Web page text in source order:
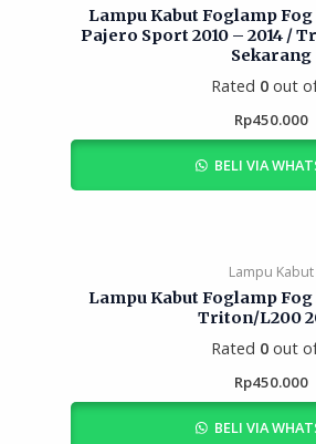
Lampu Kabut Foglamp
Pajero Sport 2010 – 2014 /
Sekarang
Rated 0 out
Rp450.000
BELI VIA
Lampu Kabut
Lampu Kabut Foglamp
Triton/L200
Rated 0 out
Rp450.000
BELI VIA